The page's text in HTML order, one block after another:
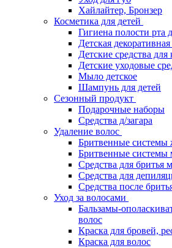
Хайлайтер, Бронзер
Косметика для детей
Гигиена полости рта
Детская
Детские средства для
Детские уходовые
Мыло детское
Шампунь для детей
Сезонный продукт
Подарочные наборы
Средства д/загара
Удаление волос
Бритвенные системы
Бритвенные системы
Средства для бритья
Средства для
Средства после
Уход за волосами
Бальзамы-
волос
Краска для бровей,
Краска для волос